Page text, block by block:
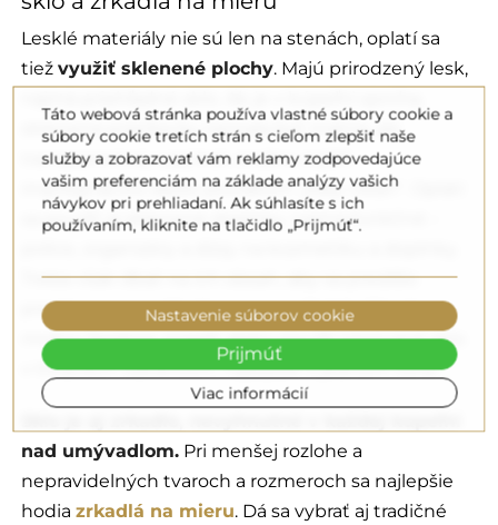
Lesklé materiály nie sú len na stenách, oplatí sa
tiežvyužiť sklenené plochy. Majú prirodzený lesk,
sklenená priečka by nemala byť matná, ale
transparentná, a jej lesk možno zvýšiť
impregnáciou alebo povlakom „easy clean“. Oplatí
sa použiť aj sklenené doplnky, najmä funkčné –
Treba však dbať na ich obsah, aby sa predišlo
preplneniu a nadbytku tvarov a farieb. Obsah
možno farebne zoradiť alebo použiť tónované sklo
v tmavších odtieňoch, najlepšie v jednom tóne.
nad umývadlom. Pri menšej rozlohe a
nepravidelných tvaroch a rozmeroch sa najlepšie
hodiazrkadlá na mieru. Dá sa vybrať aj tradičné
Táto webová stránka používa vlastné súbory cookie a
súbory cookie tretích strán s cieľom zlepšiť naše
služby a zobrazovať vám reklamy zodpovedajúce
vašim preferenciám na základe analýzy vašich
návykov pri prehliadaní. Ak súhlasíte s ich
používaním, kliknite na tlačidlo „Prijmúť“.
Viac informácií
Nastavenie súborov cookie
Prijmúť